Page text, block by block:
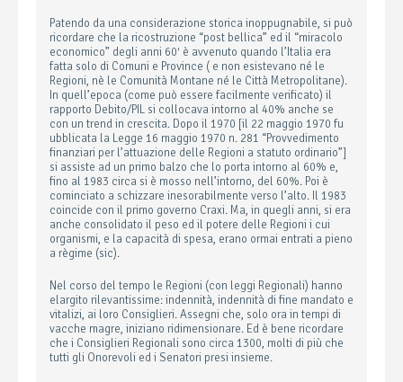
Patendo da una considerazione storica inoppugnabile, si può
ricordare che la ricostruzione “post bellica” ed il “miracolo
economico” degli anni 60′ è avvenuto quando l’Italia era
fatta solo di Comuni e Province ( e non esistevano né le
Regioni, nè le Comunità Montane né le Città Metropolitane).
In quell’epoca (come può essere facilmente verificato) il
rapporto Debito/PIL si collocava intorno al 40% anche se
con un trend in crescita. Dopo il 1970 [il 22 maggio 1970 fu
ubblicata la Legge 16 maggio 1970 n. 281 “Provvedimento
finanziari per l’attuazione delle Regioni a statuto ordinario”]
si assiste ad un primo balzo che lo porta intorno al 60% e,
fino al 1983 circa si è mosso nell’intorno, del 60%. Poi è
cominciato a schizzare inesorabilmente verso l’alto. Il 1983
coincide con il primo governo Craxi. Ma, in quegli anni, si era
anche consolidato il peso ed il potere delle Regioni i cui
organismi, e la capacità di spesa, erano ormai entrati a pieno
a règime (sic).
Nel corso del tempo le Regioni (con leggi Regionali) hanno
elargito rilevantissime: indennità, indennità di fine mandato e
vitalizi, ai loro Consiglieri. Assegni che, solo ora in tempi di
vacche magre, iniziano ridimensionare. Ed è bene ricordare
che i Consiglieri Regionali sono circa 1300, molti di più che
tutti gli Onorevoli ed i Senatori presi insieme.